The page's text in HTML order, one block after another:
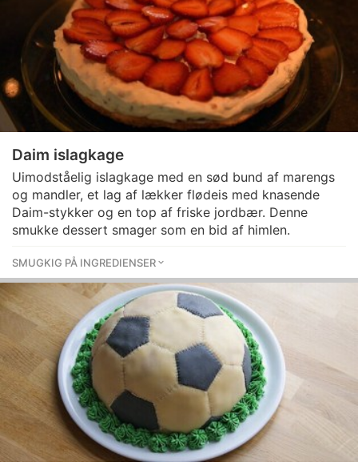
Daim islagkage
Uimodståelig islagkage med en sød bund af marengs
og mandler, et lag af lækker flødeis med knasende
Daim-stykker og en top af friske jordbær. Denne
smukke dessert smager som en bid af himlen.
SMUGKIG PÅ INGREDIENSER